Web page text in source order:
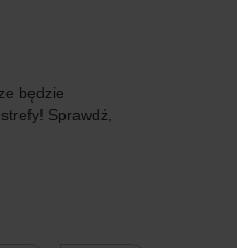
będzie
Sprawdź,